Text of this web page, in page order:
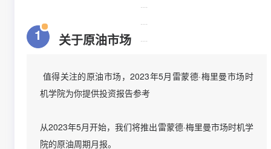
1 关于原油市场
····
····
····
值得关注的原油市场，2023年5月雷蒙德·梅里曼市场时
机学院为你提供投资报告参考
从2023年5月开始，我们将推出雷蒙德·梅里曼市场时机学
院的原油周期月报。